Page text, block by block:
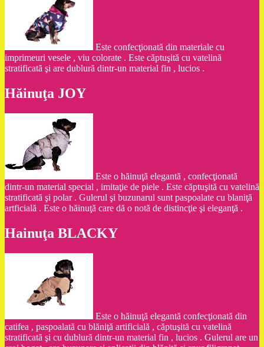
Este confecţionată din materiale cu
imprimeuri vesele , viu colorate . Este căptuşită cu vatelină
stratificată şi are dublură dintr-un material fin , lucios .
Hăinuţa JOY
Este o hăinuţă elegantă , confecţionată
dintr-un material special , imitaţie de piele . Este căptuşită cu vatelină
stratificată şi polar . Gulerul şi buzunarul sunt paspoalate cu blaniţă
artficială . Este o hăinuţă care dă o notă de distincţie şi eleganţă .
Hainuţa BLACKY
Este o hăinuţă elegantă confecţionată din
catifea , paspoalată cu blăniţă artificială , căptuşită cu vatelină
stratificată şi cu dublură dintr-un material fin , lucios . Gulerul are un